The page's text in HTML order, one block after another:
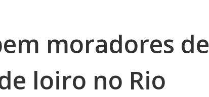
moradores de
loiro no Rio